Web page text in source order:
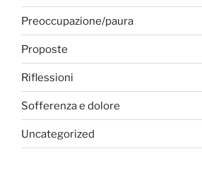
Preoccupazione/paura
Proposte
Riflessioni
Sofferenza e dolore
Uncategorized